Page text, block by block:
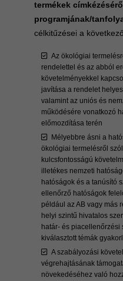
termékek
programjának/
célkitűzései a
Az ökológiai
rendelettel és az abból
követelményekkel
javítása a rendelet
valamint az uniós és
működésére vonatkozó
előmozdítása terén
Mélyebbre ásni a
ökológiai termelésről
kulcsfontosságú
illetékes nemzeti
hatóságok és a tanúsító
ellenőrző hatóságok
például az AB vagy más
helyi szintű hivatalos
határ- és piacellenőrzési
kiválasztott témák
A szabályozási
végrehajtásának
növekedéséhez való